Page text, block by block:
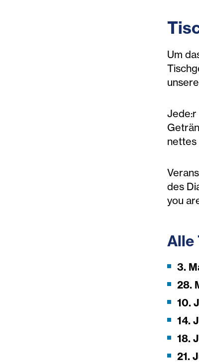
Um
Jede:r
nettes
des
you
Alle
3.
28.
10.
14.
18.
21.